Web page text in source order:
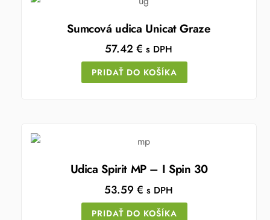
Sumcová udica Unicat Graze
57.42€ s DPH
PRIDAŤ DO KOŠÍKA
Udica Spirit MP – I Spin 30
53.59€ s DPH
PRIDAŤ DO KOŠÍKA